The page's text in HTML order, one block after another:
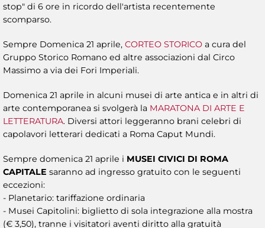
stop" di 6 ore in ricordo dell'artista recentemente
scomparso.
Sempre Domenica 21 aprile, CORTEO STORICO a cura del
Gruppo Storico Romano ed altre associazioni dal Circo
Massimo a via dei Fori Imperiali.
Domenica 21 aprile in alcuni musei di arte antica e in altri di
arte contemporanea si svolgerà la MARATONA DI ARTE E
LETTERATURA. Diversi attori leggeranno brani celebri di
capolavori letterari dedicati a Roma Caput Mundi.
Sempre domenica 21 aprile i MUSEI CIVICI DI ROMA
CAPITALE saranno ad ingresso gratuito con le seguenti
eccezioni:
- Planetario: tariffazione ordinaria
- Musei Capitolini: biglietto di sola integrazione alla mostra
(€ 3,50), tranne i visitatori aventi diritto alla gratuità